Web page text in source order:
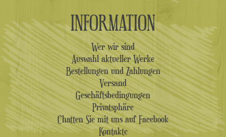
INFORMATION
Wer wir sind
Auswahl aktueller Werke
Bestellungen und Zahlungen
Versand
Geschäftsbedingungen
Privatsphäre
Chatten Sie mit uns auf Facebook
Kontakte